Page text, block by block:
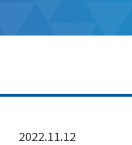
2022.11.12